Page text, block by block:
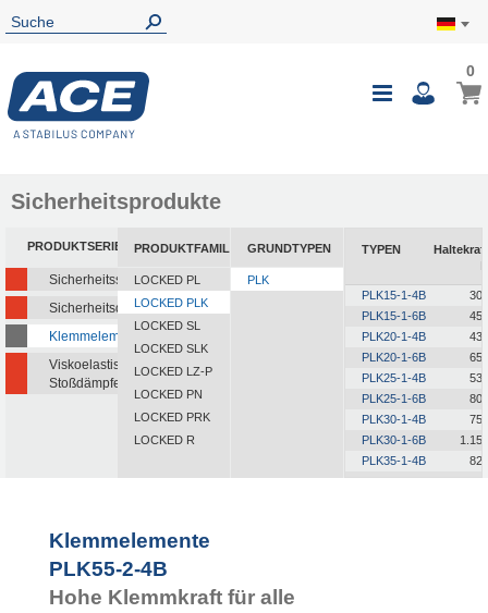
00
Sicherheitsprodukte
PRODUKTSERIEN
Sicherheitsstoßdämpfer
Sicherheitsdämpfer
Klemmelemente
Viskoelastische
Stoßdämpfer
PRODUKTFAMILIEN
LOCKED PL
LOCKED PLK
LOCKED SL
LOCKED SLK
LOCKED LZ-P
LOCKED PN
LOCKED PRK
LOCKED R
GRUNDTYPEN
PLK
TYPEN
Haltekraft
PLK15-1-4B
300
PLK15-1-6B
450
PLK20-1-4B
430
PLK20-1-6B
650
PLK25-1-4B
530
PLK25-1-6B
800
PLK30-1-4B
750
PLK30-1-6B
1.150
PLK35-1-4B
820
PLK35-1-6B
1.250
Klemmelemente
PLK55-2-4B
Hohe Klemmkraft für alle